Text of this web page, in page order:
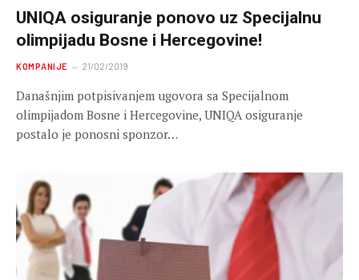
UNIQA osiguranje ponovo uz Specijalnu
olimpijadu Bosne i Hercegovine!
KOMPANIJE 21/02/2019
Današnjim potpisivanjem ugovora sa Specijalnom
olimpijadom Bosne i Hercegovine, UNIQA osiguranje
postalo je ponosni sponzor…